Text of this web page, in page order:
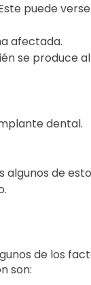
puede
afectada.
se produce
dental.
algunos de
de los
son: